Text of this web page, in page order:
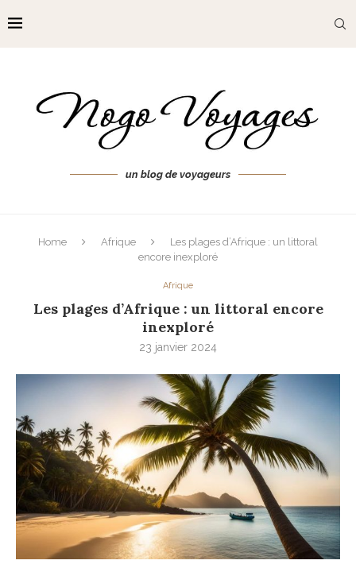
un blog de voyageurs
Home Afrique
Les plages d’Afrique : un littoral
encore inexploré
Afrique
Les plages d’Afrique : un littoral encore
inexploré
23 janvier 2024